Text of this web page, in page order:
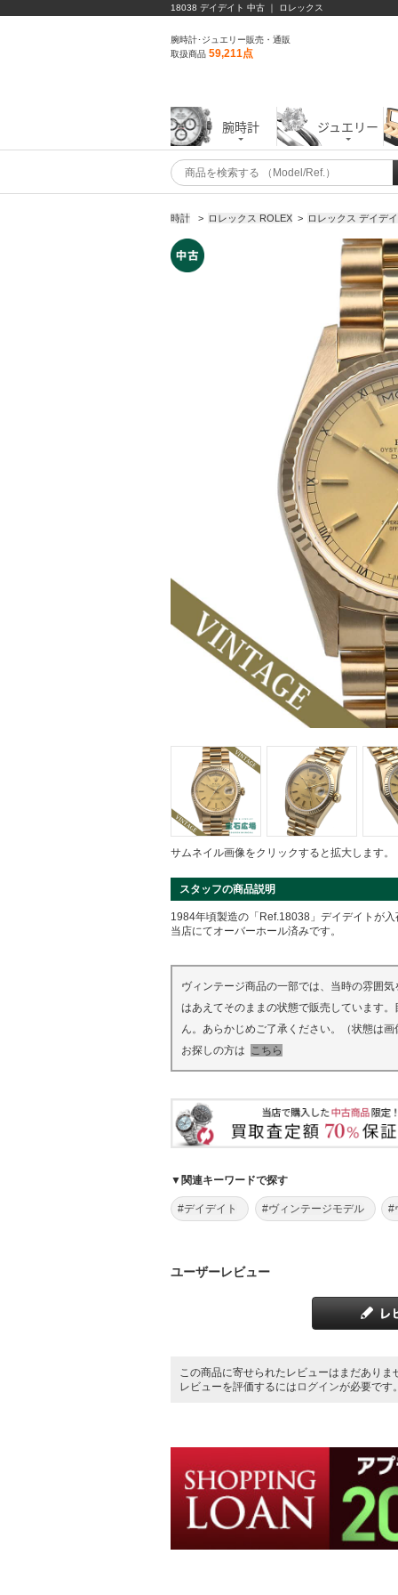
18038 デイデイト 中古 ｜ ロレックス
腕時計･ジュエリー販売・通販
取扱商品 59,211点
腕時計 ジュエリー
時計 > ロレックス ROLEX > ロレックス デイデ
サムネイル画像をクリックすると拡大します。
スタッフの商品説明
1984年頃製造の「Ref.18038」デイデイトが
当店にてオーバーホール済みです。
ヴィンテージ商品の一部では、当時の雰囲
はあえてそのままの状態で販売しています
ん。あらかじめご了承ください。（状態は
お探しの方は こちら
▼関連キーワードで探す
#デイデイト #ヴィンテージモデル #
ユーザーレビュー
この商品に寄せられたレビューはまだありま
レビューを評価するには ログインが必要です